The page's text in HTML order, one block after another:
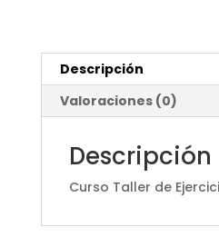
Descripción
Valoraciones (0)
Descripción
Curso Taller de